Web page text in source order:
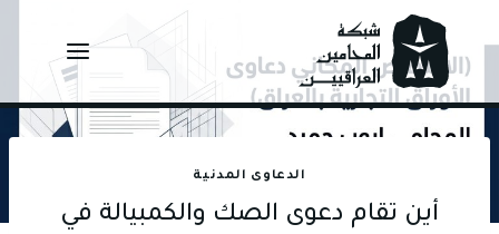
content
الدعاوى المدنية
أين تقام دعوى الصك والكمبيالة في